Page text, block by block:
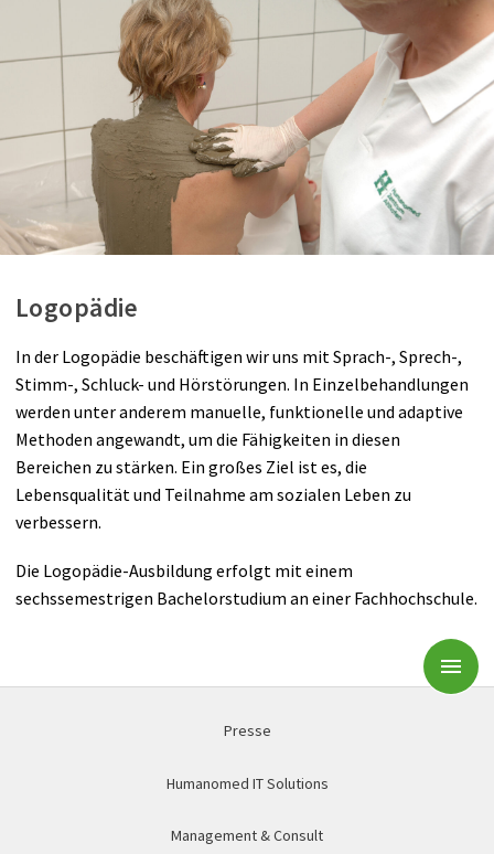
Logopädie
In der Logopädie beschäftigen wir uns mit Sprach-, Sprech-,
Stimm-, Schluck- und Hörstörungen. In Einzelbehandlungen
werden unter anderem manuelle, funktionelle und adaptive
Methoden angewandt, um die Fähigkeiten in diesen
Bereichen zu stärken. Ein großes Ziel ist es, die
Lebensqualität und Teilnahme am sozialen Leben zu
verbessern.
Die Logopädie-Ausbildung erfolgt mit einem
sechssemestrigen Bachelorstudium an einer Fachhochschule.
Presse
Humanomed IT Solutions
Management & Consult